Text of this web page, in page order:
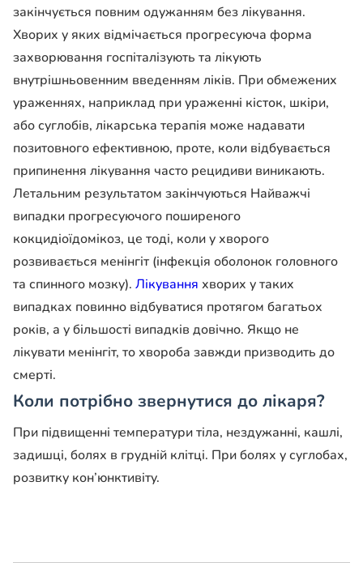
закінчується повним одужанням без лікування.
Хворих у яких відмічається прогресуюча форма
захворювання госпіталізують та лікують
внутрішньовенним введенням ліків. При обмежених
ураженнях, наприклад при ураженні кісток, шкіри,
або суглобів, лікарська терапія може надавати
позитовного ефективною, проте, коли відбувається
припинення лікування часто рецидиви виникають.
Летальним результатом закінчуються Найважчі
випадки прогресуючого поширеного
кокцидіоїдомікоз, це тоді, коли у хворого
розвивається менінгіт (інфекція оболонок головного
та спинного мозку). Лікування хворих у таких
випадках повинно відбуватися протягом багатьох
років, а у більшості випадків довічно. Якщо не
лікувати менінгіт, то хвороба завжди призводить до
смерті.
Коли потрібно звернутися до лікаря?
При підвищенні температури тіла, нездужанні, кашлі,
задишці, болях в грудній клітці. При болях у суглобах,
розвитку кон’юнктивіту.